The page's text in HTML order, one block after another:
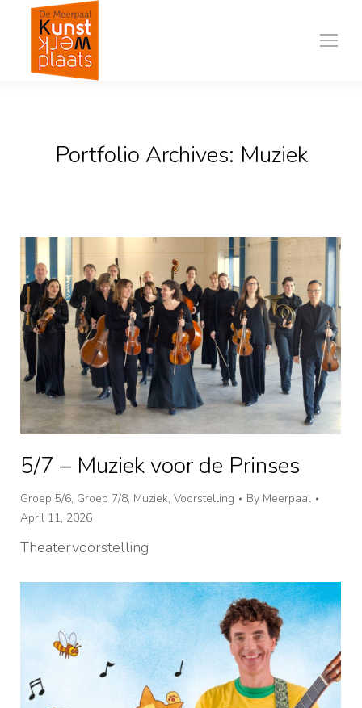
Portfolio Archives: Muziek
5/7 – Muziek voor de Prinses
Groep 5/6, Groep 7/8, Muziek, Voorstelling By Meerpaal
April 11, 2026
Theatervoorstelling